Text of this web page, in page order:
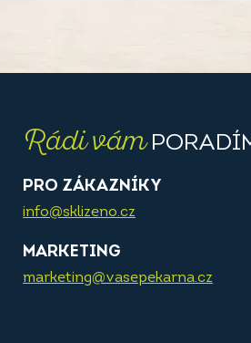
Rádi vám
PRO ZÁKAZNÍKY
info@sklizeno.cz
MARKETING
marketing@vasepekarna.cz